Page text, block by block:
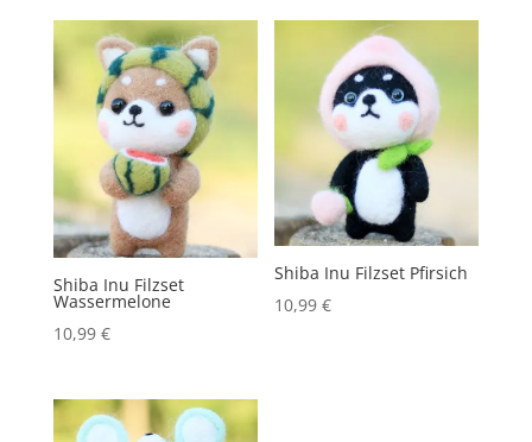
Shiba Inu Filzset
Wassermelone
10,99 €
Shiba Inu Filzset Pfirsich
10,99€